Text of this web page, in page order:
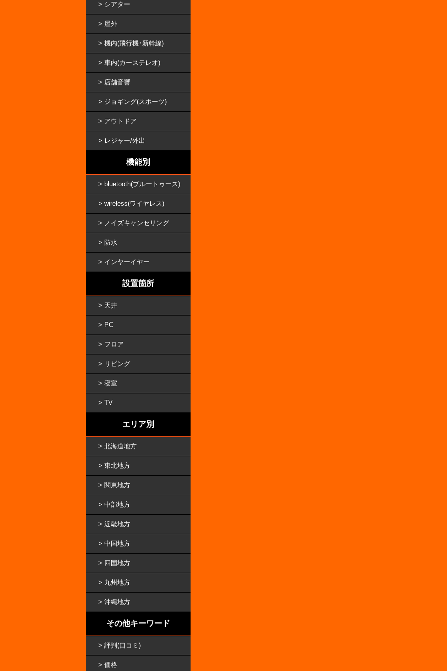
シアター
屋外
機内(飛行機･新幹線)
車内(カーステレオ)
店舗音響
ジョギング(スポーツ)
アウトドア
レジャー/外出
機能別
bluetooth(ブルートゥース)
wireless(ワイヤレス)
ノイズキャンセリング
防水
インヤーイヤー
設置箇所
天井
PC
フロア
リビング
寝室
TV
エリア別
北海道地方
東北地方
関東地方
中部地方
近畿地方
中国地方
四国地方
九州地方
沖縄地方
その他キーワード
評判(口コミ)
価格